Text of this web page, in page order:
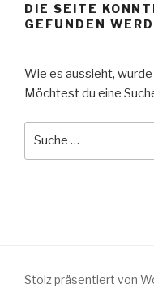
DIE SEITE
GEFUNDEN
Wie es aussieht,
Möchtest du eine
Stolz präsentiert von